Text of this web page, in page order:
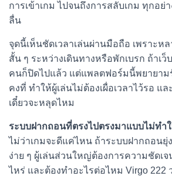
การเข้าเกม ไปจนถึงการสลับเกม ทุกอย่
ลื่น
จุดนี้เห็นชัดเวลาเล่นผ่านมือถือ เพราะห
สั้น ๆ ระหว่างเดินทางหรือพักเบรก ถ้าเ
คนก็ปิดไปแล้ว แต่แพลตฟอร์มนี้พยายาม
คงที่ ทำให้ผู้เล่นไม่ต้องเผื่อเวลาไว้รอ แ
เดี๋ยวจะหลุดไหม
ระบบฝากถอนที่ตรงไปตรงมาแบบไม่ทำ
ไม่ว่าเกมจะดีแค่ไหน ถ้าระบบฝากถอนยุ่
ง่าย ๆ ผู้เล่นส่วนใหญ่ต้องการความชัดเจ
ไหร่ และต้องทำอะไรต่อไหม Virgo 222